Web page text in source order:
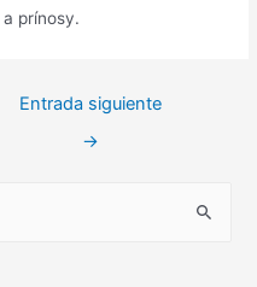
prínosy.
Entrada siguiente
→